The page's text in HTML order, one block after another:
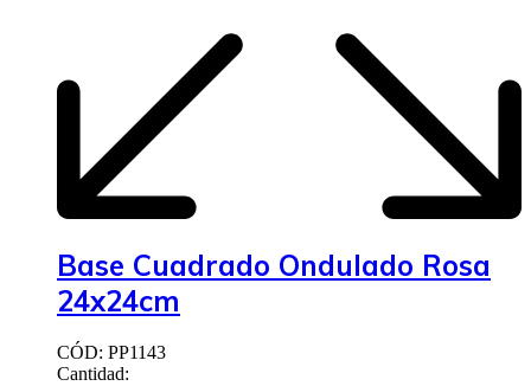
Base Cuadrado Ondulado Rosa
24x24cm
CÓD: PP1143
Cantidad: